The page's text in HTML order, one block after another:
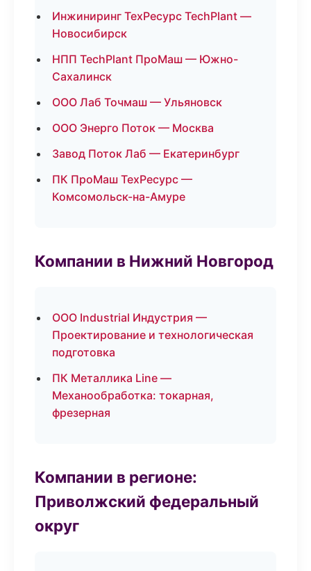
Инжиниринг ТехРесурс TechPlant —
Новосибирск
НПП TechPlant ПроМаш — Южно-
Сахалинск
ООО Лаб Точмаш — Ульяновск
ООО Энерго Поток — Москва
Завод Поток Лаб — Екатеринбург
ПК ПроМаш ТехРесурс —
Комсомольск-на-Амуре
Компании в Нижний Новгород
ООО Industrial Индустрия —
Проектирование и технологическая
подготовка
ПК Металлика Line —
Механообработка: токарная,
фрезерная
Компании в регионе:
Приволжский федеральный
округ